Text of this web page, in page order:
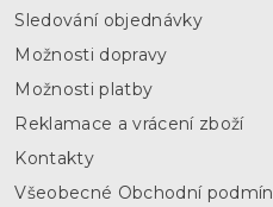
Sledování objednávky
Možnosti dopravy
Možnosti platby
Reklamace a vrácení zboží
Kontakty
Všeobecné Obchodní